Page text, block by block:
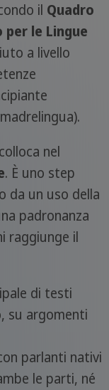
il Quadro
per le Lingue
a livello
nel
. È uno step
da un uso della
padronanza
raggiunge il
di testi
su argomenti
parlanti nativi
le parti, né